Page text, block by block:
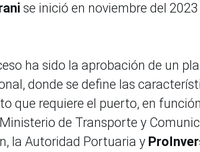
se inició en noviembre del
ha sido la aprobación de un
donde se define las
que requiere el puerto, en
de Transporte y
la Autoridad Portuaria y